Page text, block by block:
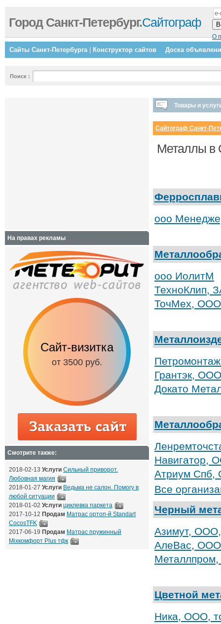
О
Город Санкт-Петербург.Сайтограф
Сайты Санкт-Петербурга| Конструктор сайтов Доска
Поиск :
Товары и
Сайтограф Санкт-
Металлы в
ооо
ооо ИолитМ
ТехноКлип,
ТочМех, ООО,
Грантэк,
Докато
Навигатор,
Атриум Спб,
Все
Черный
Азимут, ООО,
АлеВас, ООО,
Металлпром,
Цветной
Ника, ООО,
На правах рекламы
Сайт-визитка
от 3500 руб.
Сайт с
от 6500 руб.
Смотрите также:
2018-02-13 Услуги Сильный приворот.
Любовная магия
2018-01-27 Услуги Ведьма не салон. Помогу в
любой ситуации
2018-01-02 Услуги циклевка паркета
2017-10-12 Продам Матрас ортоп-й Standart
CocosTFK
2017-06-19 Продам Матрас пружинный
Mixкомфорт Plus тфк